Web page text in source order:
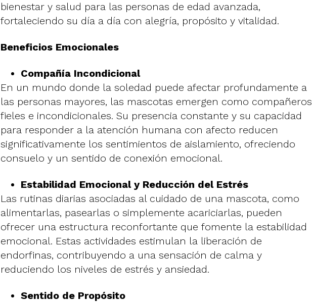
bienestar y salud para las personas de edad avanzada,
fortaleciendo su día a día con alegría, propósito y vitalidad.
Beneficios Emocionales
Compañía Incondicional
En un mundo donde la soledad puede afectar profundamente a
las personas mayores, las mascotas emergen como compañeros
fieles e incondicionales. Su presencia constante y su capacidad
para responder a la atención humana con afecto reducen
significativamente los sentimientos de aislamiento, ofreciendo
consuelo y un sentido de conexión emocional.
Estabilidad Emocional y Reducción del Estrés
Las rutinas diarias asociadas al cuidado de una mascota, como
alimentarlas, pasearlas o simplemente acariciarlas, pueden
ofrecer una estructura reconfortante que fomente la estabilidad
emocional. Estas actividades estimulan la liberación de
endorfinas, contribuyendo a una sensación de calma y
reduciendo los niveles de estrés y ansiedad.
Sentido de Propósito